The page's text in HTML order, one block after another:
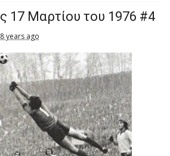
17 Μαρτίου του 1976 #4
8 years ago